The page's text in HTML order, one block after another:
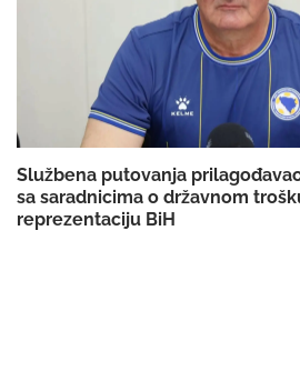
Službena putovanja
sa saradnicima o državnom
reprezentaciju BiH